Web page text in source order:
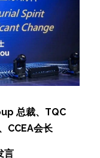
总裁、TQC
CCEA会长
言